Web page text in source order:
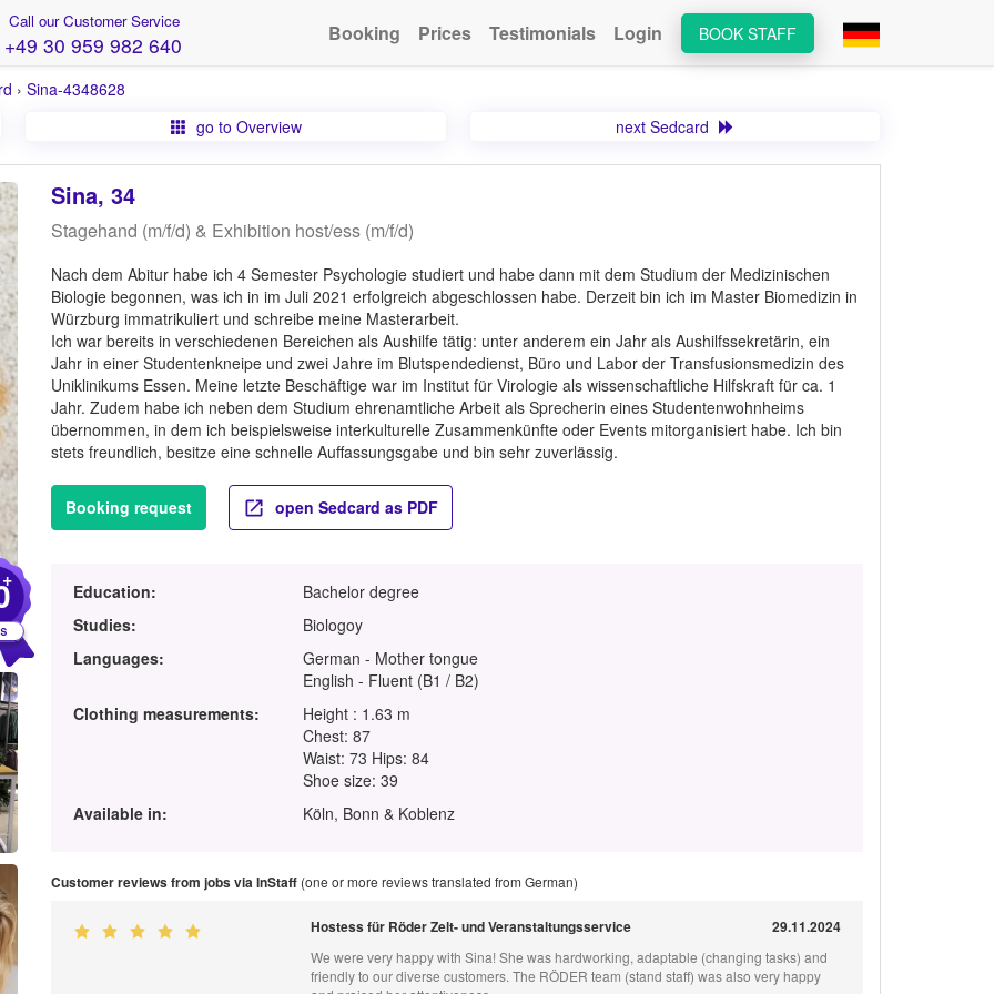
Call our Customer Service
+49 30 959 982 640 BOOK STAFF
Booking Prices Testimonials Login
› Sina-4348628
go to Overview
next Sedcard
+
Sina, 34
Stagehand (m/f/d) & Exhibition host/ess (m/f/d)
Nach dem Abitur habe ich 4 Semester Psychologie studiert und habe dann mit dem Studium der Medizinischen
Biologie begonnen, was ich in im Juli 2021 erfolgreich abgeschlossen habe. Derzeit bin ich im Master Biomedizin in
Würzburg immatrikuliert und schreibe meine Masterarbeit.
Ich war bereits in verschiedenen Bereichen als Aushilfe tätig: unter anderem ein Jahr als Aushilfssekretärin, ein
Jahr in einer Studentenkneipe und zwei Jahre im Blutspendedienst, Büro und Labor der Transfusionsmedizin des
Uniklinikums Essen. Meine letzte Beschäftige war im Institut für Virologie als wissenschaftliche Hilfskraft für ca. 1
Jahr. Zudem habe ich neben dem Studium ehrenamtliche Arbeit als Sprecherin eines Studentenwohnheims
übernommen, in dem ich beispielsweise interkulturelle Zusammenkünfte oder Events mitorganisiert habe. Ich bin
stets freundlich, besitze eine schnelle Auffassungsgabe und bin sehr zuverlässig.
Booking request open Sedcard as PDF
Education:
Bachelor degree
Studies:
Biologoy
Languages:
German - Mother tongue
English - Fluent (B1 / B2)
Clothing measurements:
Height : 1.63 m
Chest: 87
Waist: 73 Hips: 84
Shoe size: 39
Available in:
Köln, Bonn & Koblenz
Customer reviews from jobs via InStaff(one or more reviews translated from German)
Hostess für Röder Zelt- und Veranstaltungsservice 29.11.2024
We were very happy with Sina! She was hardworking, adaptable (changing tasks) and
friendly to our diverse customers. The RÖDER team (stand staff) was also very happy